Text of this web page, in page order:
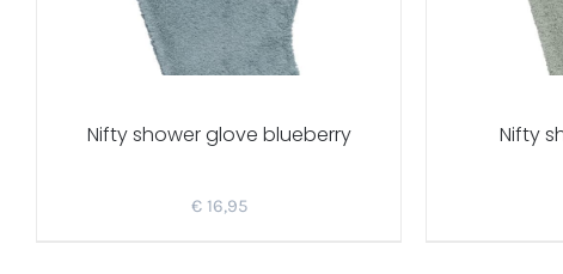
Nifty shower glove blueberry
€16,95
Nifty